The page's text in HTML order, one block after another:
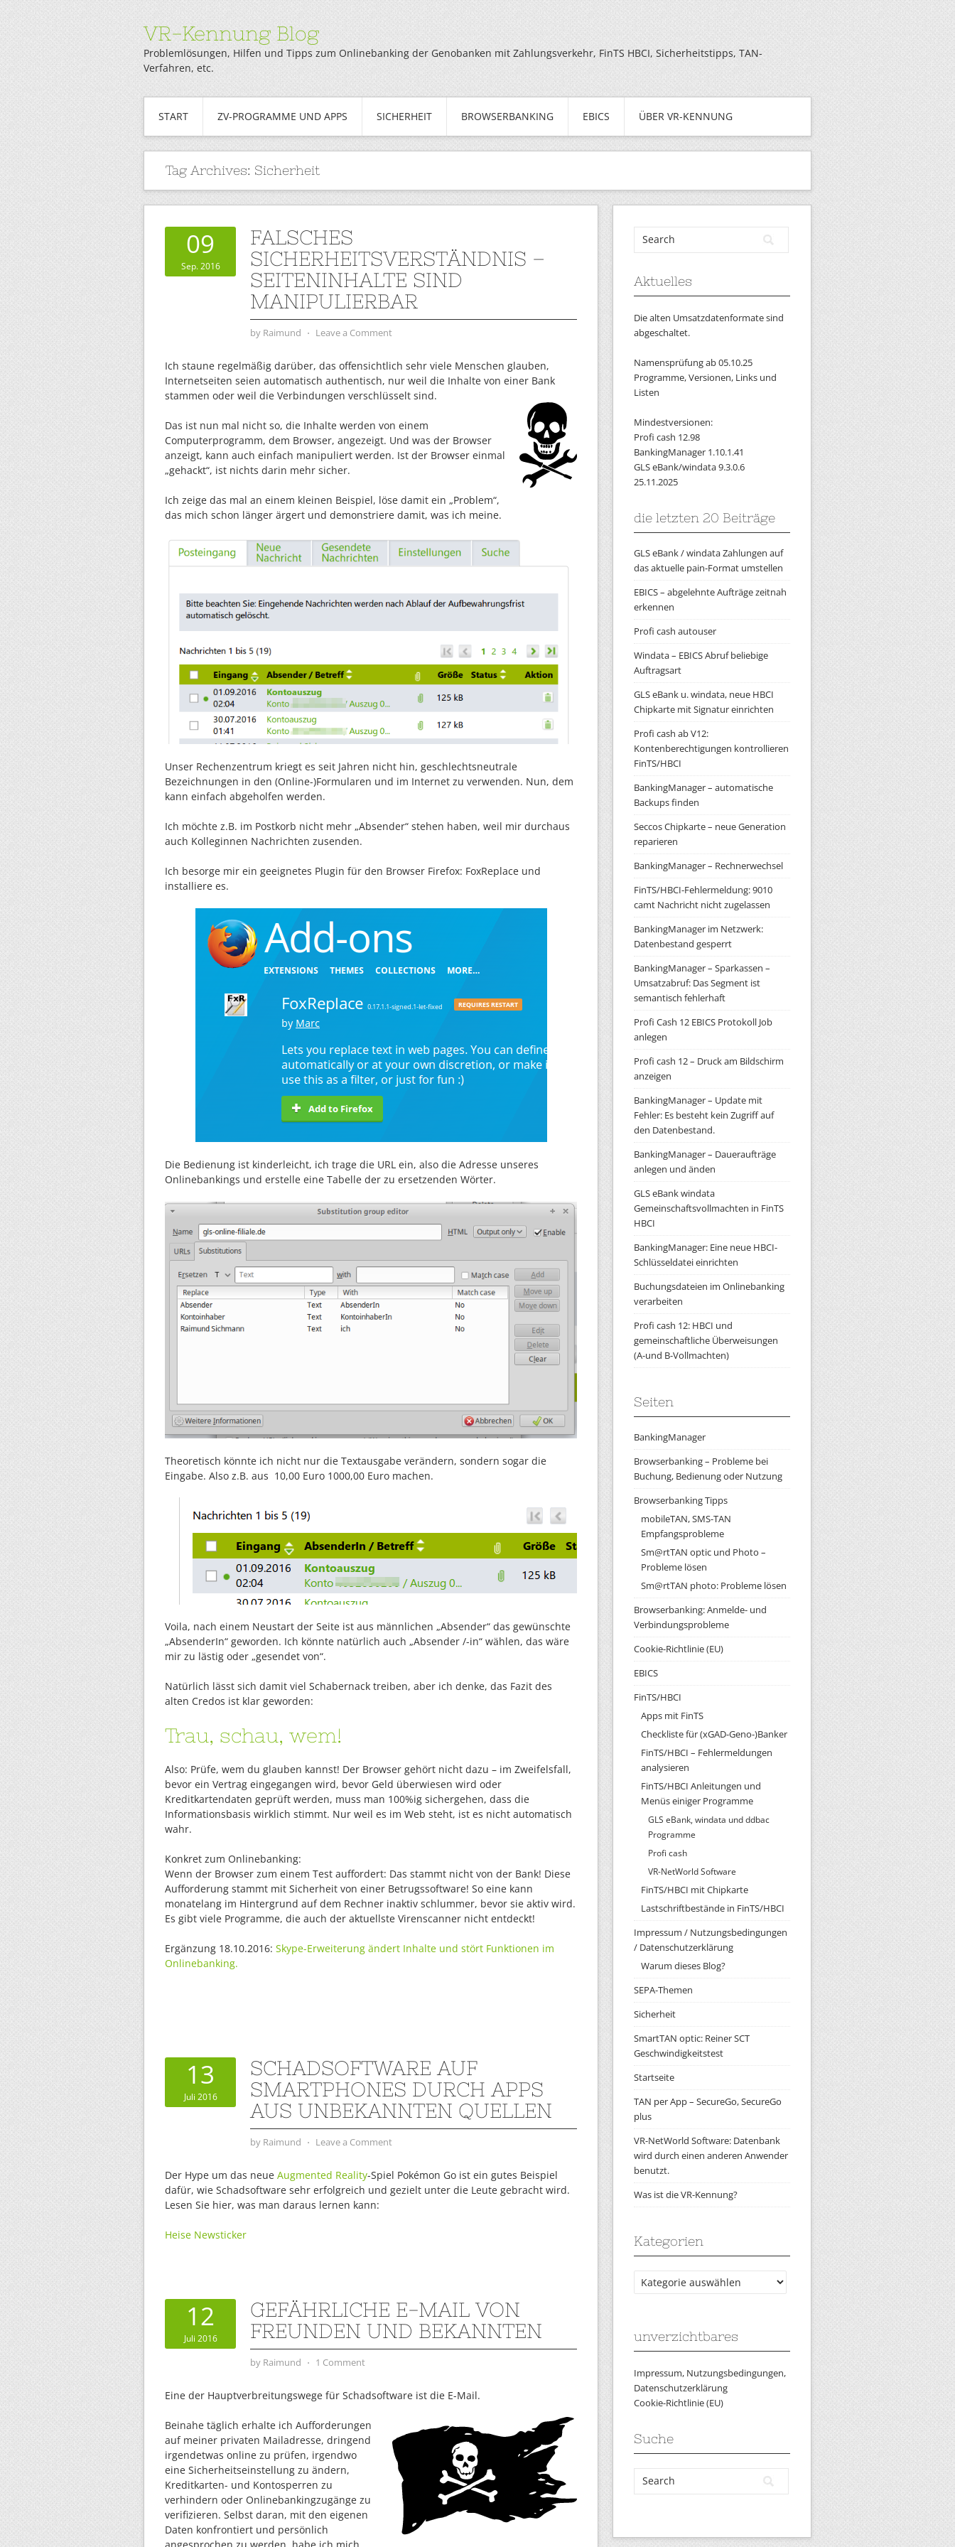
VR-Kennung Blog
Problemlösungen, Hilfen und Tipps zum Onlinebanking der Genobanken mit Zahlungsverkehr, FinTS HBCI, Sicherheitstipps, TAN-
Verfahren, etc.
START ZV-PROGRAMME UND APPS SICHERHEIT BROWSERBANKING EBICS ÜBER VR-KENNUNG
Tag Archives: Sicherheit
09
Sep. 2016
FALSCHES
SICHERHEITSVERSTÄNDNIS –
SEITENINHALTE SIND
MANIPULIERBAR
by Raimund ⋅ Leave a Comment
Ich staune regelmäßig darüber, das offensichtlich sehr viele Menschen glauben,
Internetseiten seien automatisch authentisch, nur weil die Inhalte von einer Bank
stammen oder weil die Verbindungen verschlüsselt sind.
Das ist nun mal nicht so, die Inhalte werden von einem
Computerprogramm, dem Browser, angezeigt. Und was der Browser
anzeigt, kann auch einfach manipuliert werden. Ist der Browser einmal
„gehackt“, ist nichts darin mehr sicher.
Ich zeige das mal an einem kleinen Beispiel, löse damit ein „Problem“,
das mich schon länger ärgert und demonstriere damit, was ich meine.
Unser Rechenzentrum kriegt es seit Jahren nicht hin, geschlechtsneutrale
Bezeichnungen in den (Online-)Formularen und im Internet zu verwenden. Nun, dem
kann einfach abgeholfen werden.
Ich möchte z.B. im Postkorb nicht mehr „Absender“ stehen haben, weil mir durchaus
auch Kolleginnen Nachrichten zusenden.
Ich besorge mir ein geeignetes Plugin für den Browser Firefox: FoxReplace und
installiere es.
Die Bedienung ist kinderleicht, ich trage die URL ein, also die Adresse unseres
Onlinebankings und erstelle eine Tabelle der zu ersetzenden Wörter.
Theoretisch könnte ich nicht nur die Textausgabe verändern, sondern sogar die
Eingabe. Also z.B. aus 10,00 Euro 1000,00 Euro machen.
Voila, nach einem Neustart der Seite ist aus männlichen „Absender“ das gewünschte
„AbsenderIn“ geworden. Ich könnte natürlich auch „Absender /-in“ wählen, das wäre
mir zu lästig oder „gesendet von“.
Natürlich lässt sich damit viel Schabernack treiben, aber ich denke, das Fazit des
alten Credos ist klar geworden:
Trau, schau, wem!
Also: Prüfe, wem du glauben kannst! Der Browser gehört nicht dazu – im Zweifelsfall,
bevor ein Vertrag eingegangen wird, bevor Geld überwiesen wird oder
Kreditkartendaten geprüft werden, muss man 100%ig sichergehen, dass die
Informationsbasis wirklich stimmt. Nur weil es im Web steht, ist es nicht automatisch
wahr.
Konkret zum Onlinebanking:
Wenn der Browser zum einem Test auffordert: Das stammt nicht von der Bank! Diese
Aufforderung stammt mit Sicherheit von einer Betrugssoftware! So eine kann
monatelang im Hintergrund auf dem Rechner inaktiv schlummer, bevor sie aktiv wird.
Es gibt viele Programme, die auch der aktuellste Virenscanner nicht entdeckt!
Ergänzung 18.10.2016: Skype-Erweiterung ändert Inhalte und stört Funktionen im
Onlinebanking.
13
Juli 2016
SCHADSOFTWARE AUF
SMARTPHONES DURCH APPS
AUS UNBEKANNTEN QUELLEN
by Raimund ⋅ Leave a Comment
Der Hype um das neue Augmented Reality-Spiel Pokémon Go ist ein gutes Beispiel
dafür, wie Schadsoftware sehr erfolgreich und gezielt unter die Leute gebracht wird.
Lesen Sie hier, was man daraus lernen kann:
Heise Newsticker
12
Juli 2016
GEFÄHRLICHE E-MAIL VON
FREUNDEN UND BEKANNTEN
by Raimund ⋅ 1 Comment
Eine der Hauptverbreitungswege für Schadsoftware ist die E-Mail.
Beinahe täglich erhalte ich Aufforderungen
auf meiner privaten Mailadresse, dringend
irgendetwas online zu prüfen, irgendwo
eine Sicherheitseinstellung zu ändern,
Kreditkarten- und Kontosperren zu
verhindern oder Onlinebankingzugänge zu
verifizieren. Selbst daran, mit den eigenen
Daten konfrontiert und persönlich
Aktuelles
Die alten Umsatzdatenformate sind
abgeschaltet.
Namensprüfung ab 05.10.25
Programme, Versionen, Links und
Listen
Mindestversionen:
Profi cash 12.98
BankingManager 1.10.1.41
GLS eBank/windata 9.3.0.6
25.11.2025
die letzten 20 Beiträge
GLS eBank / windata Zahlungen auf
das aktuelle pain-Format umstellen
EBICS – abgelehnte Aufträge zeitnah
erkennen
Profi cash autouser
Windata – EBICS Abruf beliebige
Auftragsart
GLS eBank u. windata, neue HBCI
Chipkarte mit Signatur einrichten
Profi cash ab V12:
Kontenberechtigungen kontrollieren
FinTS/HBCI
BankingManager – automatische
Backups finden
Seccos Chipkarte – neue Generation
reparieren
BankingManager – Rechnerwechsel
FinTS/HBCI-Fehlermeldung: 9010
camt Nachricht nicht zugelassen
BankingManager im Netzwerk:
Datenbestand gesperrt
BankingManager – Sparkassen –
Umsatzabruf: Das Segment ist
semantisch fehlerhaft
Profi Cash 12 EBICS Protokoll Job
anlegen
Profi cash 12 – Druck am Bildschirm
anzeigen
BankingManager – Update mit
Fehler: Es besteht kein Zugriff auf
den Datenbestand.
BankingManager – Daueraufträge
anlegen und änden
GLS eBank windata
Gemeinschaftsvollmachten in FinTS
HBCI
BankingManager: Eine neue HBCI-
Schlüsseldatei einrichten
Buchungsdateien im Onlinebanking
verarbeiten
Profi cash 12: HBCI und
gemeinschaftliche Überweisungen
(A-und B-Vollmachten)
Seiten
BankingManager
Browserbanking – Probleme bei
Buchung, Bedienung oder Nutzung
Browserbanking Tipps
mobileTAN, SMS-TAN
Empfangsprobleme
Sm@rtTAN optic und Photo –
Probleme lösen
Sm@rtTAN photo: Probleme lösen
Browserbanking: Anmelde- und
Verbindungsprobleme
Cookie-Richtlinie (EU)
EBICS
FinTS/HBCI
Apps mit FinTS
Checkliste für (xGAD-Geno-)Banker
FinTS/HBCI – Fehlermeldungen
analysieren
FinTS/HBCI Anleitungen und
Menüs einiger Programme
GLS eBank, windata und ddbac
Programme
Profi cash
VR-NetWorld Software
FinTS/HBCI mit Chipkarte
Lastschriftbestände in FinTS/HBCI
Impressum / Nutzungsbedingungen
/ Datenschutzerklärung
Warum dieses Blog?
SEPA-Themen
Sicherheit
SmartTAN optic: Reiner SCT
Geschwindigkeitstest
Startseite
TAN per App – SecureGo, SecureGo
plus
VR-NetWorld Software: Datenbank
wird durch einen anderen Anwender
benutzt.
Was ist die VR-Kennung?
Kategorien
Kategorien
unverzichtbares
Impressum, Nutzungsbedingungen,
Datenschutzerklärung
Cookie-Richtlinie (EU)
Suche